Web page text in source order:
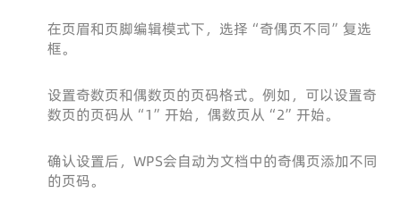
在页眉和页脚编辑模式下，选择“奇偶页不同”复选
框。
设置奇数页和偶数页的页码格式。例如，可以设置奇
数页的页码从“1”开始，偶数页从“2”开始。
确认设置后，WPS会自动为文档中的奇偶页添加不同
的页码。